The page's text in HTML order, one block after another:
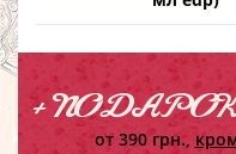
+
от 390 грн.,